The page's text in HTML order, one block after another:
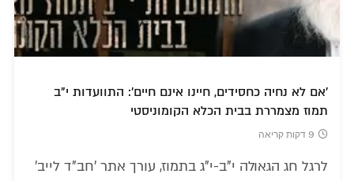
'אם לא נחיה כחסידים, חיינו אינם חיים': התוועדות י"ב
תמוז מצמררת בבית הכלא הקומוניסטי
9 דקות קריאה
לרגל חג הגאולה י"ב-י"ג בתמוז, עורך אתר 'חב"ד לייב'